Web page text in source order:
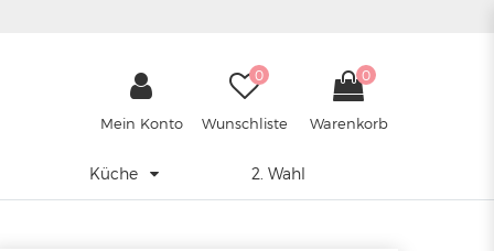
Mein Konto
0
Wunschliste
0
Warenkorb
Küche 2. Wahl